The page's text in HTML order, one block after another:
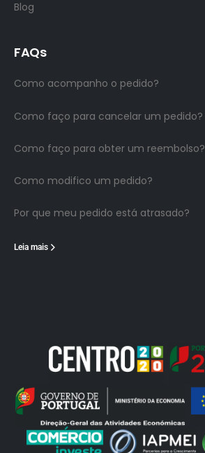
Blog
FAQs
Como acompanho o pedido?
Como faço para cancelar um pedido?
Como faço para obter um reembolso?
Como modifico um pedido?
Por que meu pedido está atrasado?
Leia mais